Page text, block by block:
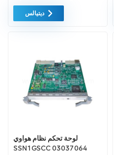
أمر شامل الضمان كمعيار. نحن
فقط نشتري معدات السوق
توفير كل هذه بأفضل الأسعار
ديتيالس
لوحة تحكم نظام هواوي
SSN1GSCC 03037064